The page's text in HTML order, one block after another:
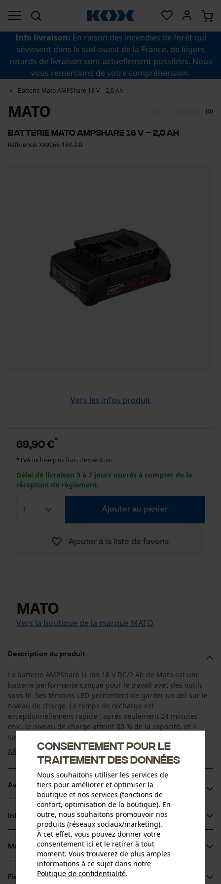
Info livraison: En raison des incendies de forêt qui
sévissent dans le sud-ouest de la France, de légers
retards de livraison sont actuellement possibles. Nous
vous remercions de votre compréhension.
Batterie Mato AMPShare 18 V – 2,0 Ah
MATO (0)
Batterie Mato AMPShare 18 V – 2,0 Ah
Référence: XX9066-18V-2.0
Vers les infos produit
69,90 €*
*TVA incluse plus frais d'expédition
Délai de livraison 3 à 7 jours ouvrés à compter de la
réception du règlement.
Ajouter au panier
Ajouter à la liste de favoris
MATO
Vers la boutique de la marque MATO
Description du produit
La batterie AMPShare Li-ion 18 V DC/2 Ah de Mato est une
batterie performante conçue pour le travail avec des outils
sans fil. Ses témoins LED permettent de garder un œil sur le
niveau de charge. Le temps de recharge est
exceptionnellement rapide : après seulement 24 minutes
env., le niveau de charge atteint 80 % de la capacité, et il
suffit de 35 minutes pour atteindre les ...
Afficher plus
Avantages du produit
Batterie fiable pour, p. ex., les pompes à graisse et les
autres outils lubrifiants sans fil
Compatible avec les systèmes 18 V de l’Alliance AMPShare
et de Bosch Professional
Recharge exceptionnellement rapide : 80 % de capacité en
env. 24 minutes, 100 % en env. 35 minutes
Informations sur le produit
Détails du produit
Groupe dâge
Matériau & entretien
Fiches techniques
Consentement pour le
traitement des données
Nous souhaitons utiliser les services de
tiers pour améliorer et optimiser la
boutique et nos services (fonctions de
confort, optimisation de la boutique). En
outre, nous souhaitons promouvoir nos
produits (réseaux sociaux/marketing).
À cet effet, vous pouvez donner votre
consentement ici et le retirer à tout
moment. Vous trouverez de plus amples
informations à ce sujet dans notre
Politique de confidentialité.
partager